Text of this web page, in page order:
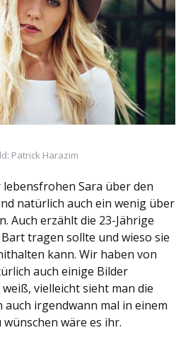
Patrick Harazim
Sara über den
natürlich auch ein wenig über
Auch erzählt die 23-Jährige
tragen sollte und wieso sie
kann. Wir haben von
auch einige Bilder
vielleicht sieht man die
irgendwann mal in einem
wäre es ihr.